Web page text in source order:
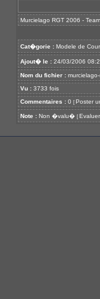
Murcielago RGT 2006 -
Cat�gorie : Modele de
Ajout� le : 24/03/2006
Nom du fichier :
Vu : 3733 fois
Commentaires : 0 [ Poster
Note : Non �valu� [ Evaluer